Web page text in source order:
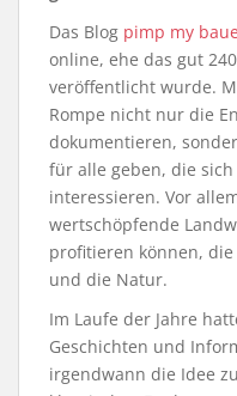
Das Blog pimp my
online, ehe das gut
veröffentlicht wurde.
Rompe nicht nur die
dokumentieren,
für alle geben, die
interessieren. Vor
wertschöpfende
profitieren können,
und die Natur.
Im Laufe der Jahre
Geschichten und
irgendwann die Idee